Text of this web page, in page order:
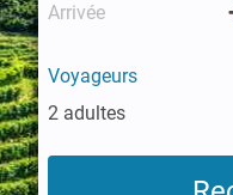
Voyageurs
2 adultes